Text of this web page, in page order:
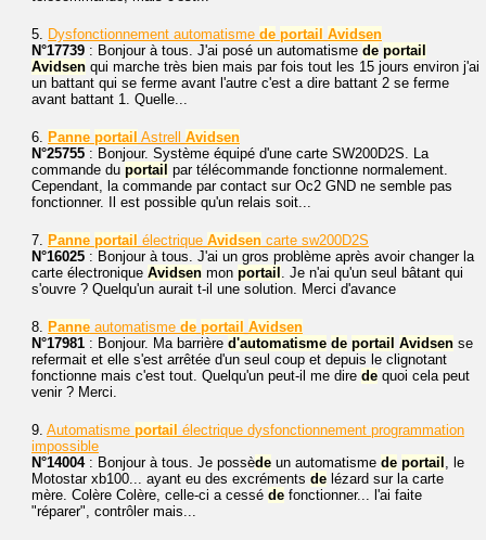
5. Dysfonctionnement automatisme de portail Avidsen
N°17739 : Bonjour à tous. J'ai posé un automatisme de portail
Avidsen qui marche très bien mais par fois tout les 15 jours environ j'ai
un battant qui se ferme avant l'autre c'est a dire battant 2 se ferme
avant battant 1. Quelle...
6. Panne portail Astrell Avidsen
N°25755 : Bonjour. Système équipé d'une carte SW200D2S. La
commande du portail par télécommande fonctionne normalement.
Cependant, la commande par contact sur Oc2 GND ne semble pas
fonctionner. Il est possible qu'un relais soit...
7. Panne portail électrique Avidsen carte sw200D2S
N°16025 : Bonjour à tous. J'ai un gros problème après avoir changer la
carte électronique Avidsen mon portail . Je n'ai qu'un seul bâtant qui
s'ouvre ? Quelqu'un aurait t-il une solution. Merci d'avance
8. Panne automatisme de portail Avidsen
N°17981 : Bonjour. Ma barrière d'automatisme de portail Avidsen se
refermait et elle s'est arrêtée d'un seul coup et depuis le clignotant
fonctionne mais c'est tout. Quelqu'un peut-il me dire de quoi cela peut
venir ? Merci.
9. Automatisme portail électrique dysfonctionnement programmation
impossible
N°14004: Bonjour à tous. Je possède un automatisme de portail , le
Motostar xb100... ayant eu des excréments de lézard sur la carte
mère. Colère Colère, celle-ci a cessé de fonctionner... l'ai faite
"réparer", contrôler mais...